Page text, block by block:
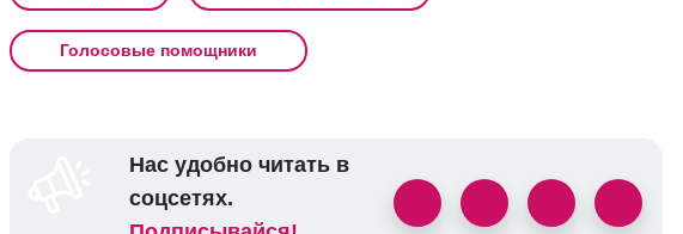
Голосовые помощники
Нас удобно читать в
соцсетях.